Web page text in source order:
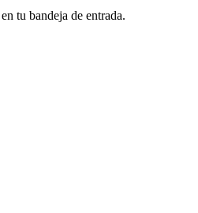
tu bandeja de entrada.